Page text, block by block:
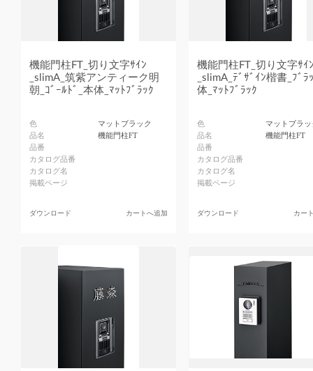
機能門柱FT_切り文字ｻｲﾝ
_slimA_筑紫アンティーク明
朝_ｺﾞｰﾙﾄﾞ_本体_ﾏｯﾄﾌﾞﾗｯｸ
色
マットブラック
品名
機能門柱FT
品番
カタログ品番
カタログ名
掲載ページ
ダウンロード カートへ追加
機能門柱FT_切り文字ｻｲ
_slimA_ﾃﾞｻﾞｲﾝ楷書_ﾌﾞﾗ
体_ﾏｯﾄﾌﾞﾗｯｸ
色
マットブラ
品名
機能門柱FT
品番
カタログ品番
カタログ名
掲載ページ
ダウンロード カー